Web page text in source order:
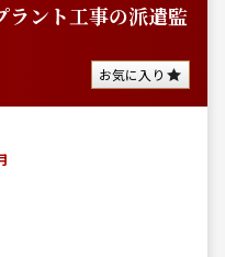
ラント工事の派遣監
お気に入り